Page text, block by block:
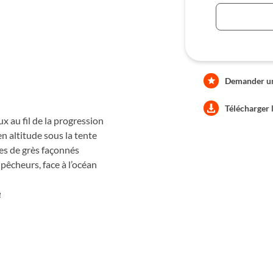
Après l’effort, le rythme
canal du Mozambique, le
marin.
au fil de la progression
altitude sous la tente
de grès façonnés
face à l’océan
Demander
Télécharger